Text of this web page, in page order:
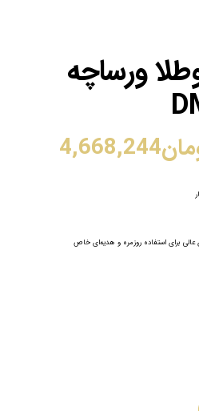
ورساچه
4,668,244
عالی برای استفاده روزمره و هدیه‌ای خاص